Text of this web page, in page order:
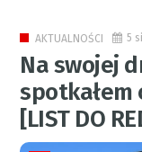
AKTUALNOŚCI 5
Na swojej
spotkałem
[LIST DO